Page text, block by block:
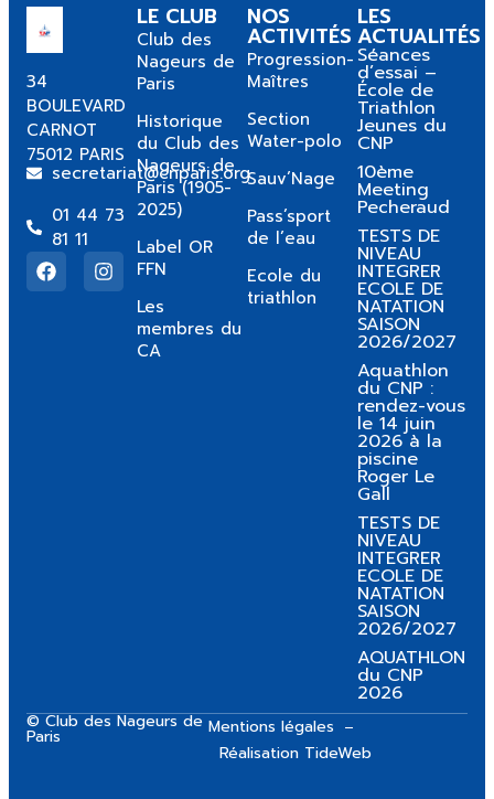
34
BOULEVARD
CARNOT
75012 PARIS
secretariat@cnparis.org
01 44 73
81 11
LE CLUB
Club des
Nageurs de
Paris
Historique
du Club des
Nageurs de
Paris (1905-
2025)
Label OR
FFN
Les
membres du
CA
NOS
ACTIVITÉS
Progression-
Maîtres
Section
Water-polo
Sauv’Nage
Pass’sport
de l’eau
Ecole du
triathlon
LES
ACTUALITÉS
Séances
d’essai –
École de
Triathlon
Jeunes du
CNP
10ème
Meeting
Pecheraud
TESTS DE
NIVEAU
INTEGRER
ECOLE DE
NATATION
SAISON
2026/2027
Aquathlon
du CNP :
rendez-vous
le 14 juin
2026 à la
piscine
Roger Le
Gall
TESTS DE
NIVEAU
INTEGRER
ECOLE DE
NATATION
SAISON
2026/2027
AQUATHLON
du CNP
2026
© Club des Nageurs de
Paris
Mentions légales
Réalisation TideWeb